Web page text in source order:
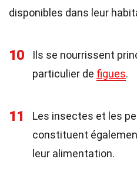
disponibles dans leur
10
Ils se nourrissent
particulier de figues.
11
Les insectes et les
constituent
leur alimentation.